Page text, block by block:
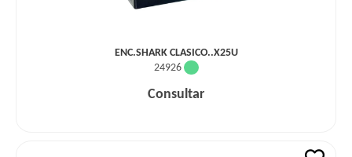
ENC.SHARK CLASICO..X25U
24926
Consultar